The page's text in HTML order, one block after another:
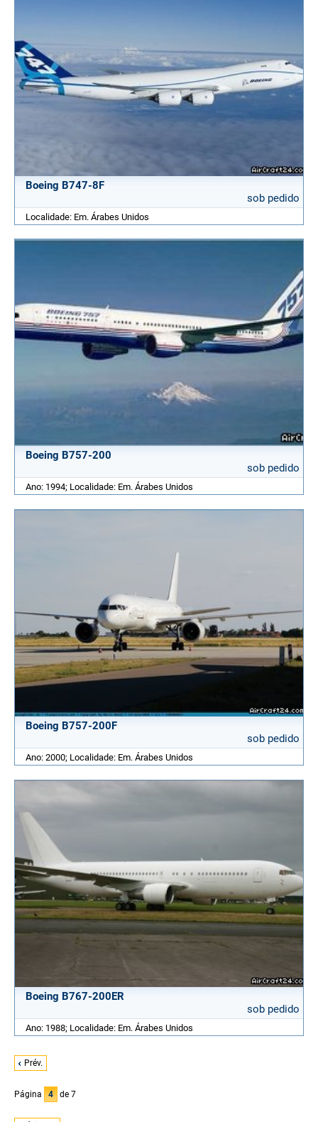
Boeing B747-8F
sob pedido
Localidade: Em. Árabes Unidos
Boeing B757-200
sob pedido
Ano: 1994; Localidade: Em. Árabes Unidos
Boeing B757-200F
sob pedido
Ano: 2000; Localidade: Em. Árabes Unidos
Boeing B767-200ER
sob pedido
Ano: 1988; Localidade: Em. Árabes Unidos
Prév.
Página 4 de 7